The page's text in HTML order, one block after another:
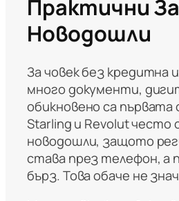
Практични За
Новодошли
За човек без кредитна
много документи,
обикновено са първата
Starling и Revolut често
новодошли, защото
става през телефон, а
бърз. Това обаче не